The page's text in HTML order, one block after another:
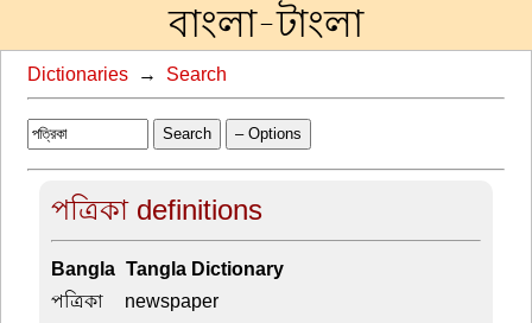
বাংলা-টাংলা
Dictionaries → Search
Search – Options
পত্রিকা definitions
Bangla-Tangla Dictionary
পত্রিকা – newspaper